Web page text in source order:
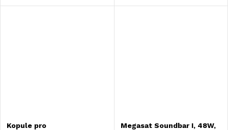
tablet nebo řídicí
Kopule pro
Megasat Soundbar I, 48W,